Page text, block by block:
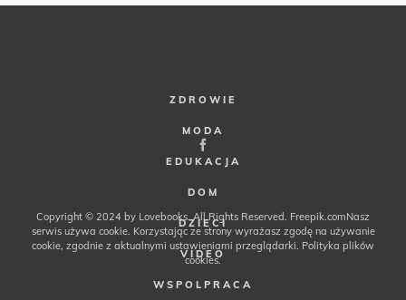
ZDROWIE
MODA
EDUKACJA
DOM
DZIECI
VIDEO
WSPOLPRACA
Copyright © 2024 by Lovebooks. All Rights Reserved. Freepik.comNasz
serwis używa cookie. Korzystając ze strony wyrażasz zgodę na używanie
cookie, zgodnie z aktualnymi ustawieniami przeglądarki. Polityka plików
cookies.